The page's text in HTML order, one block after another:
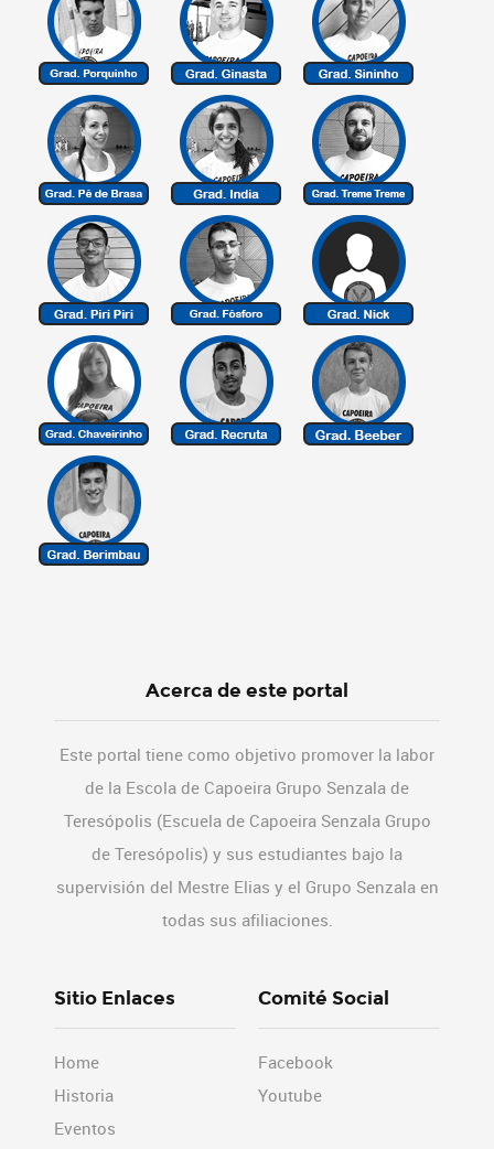
Acerca de este portal
Este portal tiene como objetivo promover la labor
de la Escola de Capoeira Grupo Senzala de
Teresópolis (Escuela de Capoeira Senzala Grupo
de Teresópolis) y sus estudiantes bajo la
supervisión del Mestre Elias y el Grupo Senzala en
todas sus afiliaciones.
Sitio Enlaces
Home
Historia
Eventos
Comité Social
Facebook
Youtube